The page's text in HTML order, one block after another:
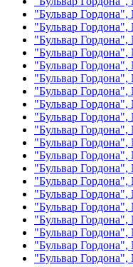
"Бульвар
"Бульвар Гордона",
"Бульвар Гордона",
"Бульвар Гордона",
"Бульвар Гордона",
"Бульвар Гордона",
"Бульвар Гордона",
"Бульвар Гордона",
"Бульвар Гордона",
"Бульвар Гордона",
"Бульвар
"Бульвар
"Бульвар
"Бульвар
"Бульвар
"Бульвар
"Бульвар
"Бульвар
"Бульвар
"Бульвар